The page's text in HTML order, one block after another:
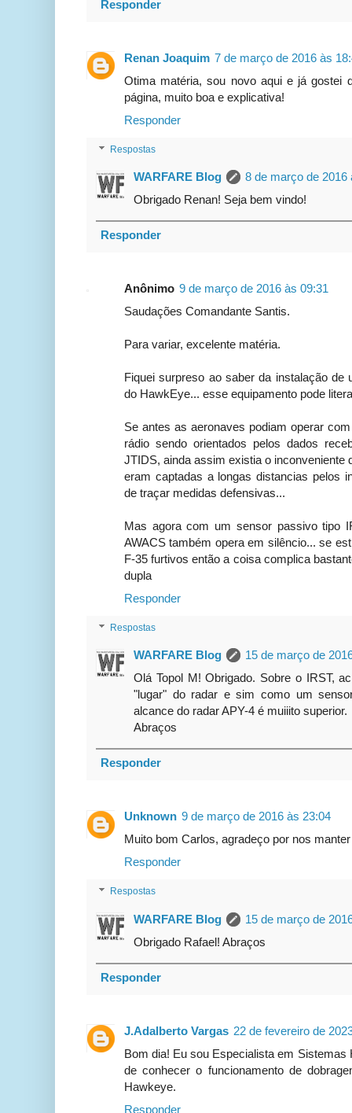
Responder
Renan Joaquim 7 de março de 2016 às
Otima matéria, sou novo aqui e já gostei
página, muito boa e explicativa!
Responder
Respostas
WARFARE Blog
8 de março de 2016
Obrigado Renan! Seja bem vindo!
Responder
Anônimo 9 de março de 2016 às 09:31
Saudações Comandante Santis.
Para variar, excelente matéria.
Fiquei surpreso ao saber da instalação
do HawkEye... esse equipamento pode
Se antes as aeronaves podiam operar
rádio sendo orientados pelos dados
JTIDS, ainda assim existia o inconveniente
eram captadas a longas distancias pelos
de traçar medidas defensivas...
Mas agora com um sensor passivo tipo
AWACS também opera em silêncio... se
F-35 furtivos então a coisa complica
dupla
Responder
Respostas
WARFARE Blog
15 de março de
Olá Topol M! Obrigado. Sobre o IRST,
"lugar" do radar e sim como um
alcance do radar APY-4 é muiiito superior.
Abraços
Responder
Unknown 9 de março de 2016 às 23:04
Muito bom Carlos, agradeço por nos
Responder
Respostas
WARFARE Blog
15 de março de
Obrigado Rafael! Abraços
Responder
J.Adalberto Vargas 22 de fevereiro de
Bom dia! Eu sou Especialista em Sistemas
de conhecer o funcionamento de
Hawkeye.
Responder